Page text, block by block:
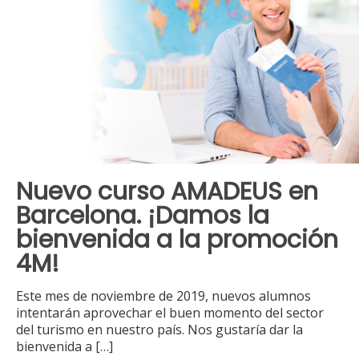
Nuevo curso AMADEUS en
Barcelona. ¡Damos la
bienvenida a la promoción
4M!
Este mes de noviembre de 2019, nuevos alumnos
intentarán aprovechar el buen momento del sector
del turismo en nuestro país. Nos gustaría dar la
bienvenida a […]